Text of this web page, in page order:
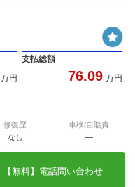
万円
支払総額
76.09 万円
修復歴
なし
車検/自賠責
―
【無料】電話問い合わせ